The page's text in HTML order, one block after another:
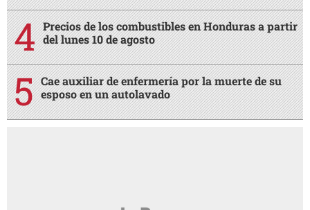
Precios de los combustibles en Honduras a partir
del lunes 10 de agosto
Cae auxiliar de enfermería por la muerte de su
esposo en un autolavado